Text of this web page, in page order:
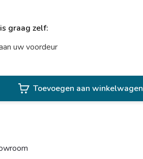
graag zelf:
uw voordeur
Toevoegen aan winkelwagen